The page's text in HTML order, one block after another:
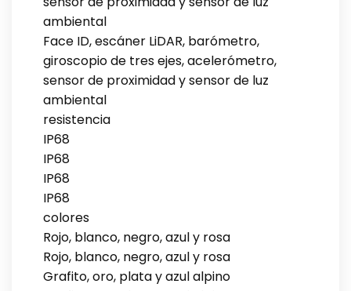
ambiental
Face ID, escáner LiDAR, barómetro,
giroscopio de tres ejes, acelerómetro,
sensor de proximidad y sensor de luz
ambiental
resistencia
IP68
IP68
IP68
IP68
colores
Rojo, blanco, negro, azul y rosa
Rojo, blanco, negro, azul y rosa
Grafito, oro, plata y azul alpino